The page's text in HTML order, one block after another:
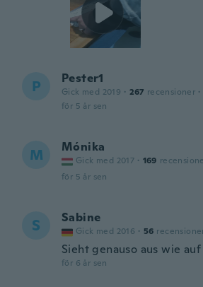
P Pester1
Gick med 2019 · 267 recensioner ·
för 5 år sen
M Mónika
Gick med 2017 · 169
för 5 år sen
S Sabine
Gick med 2016 · 56
Sieht genauso aus wie
för 6 år sen